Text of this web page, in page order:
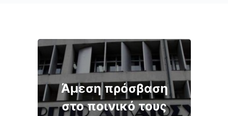
Άμεση πρόσβαση
στο ποινικό τους